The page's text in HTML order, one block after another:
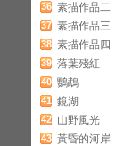
36 素描作品二
37 素描作品三
38 素描作品四
39 落葉殘紅
40 鸚鵡
41 鏡湖
42 山野風光
43 黃昏的河岸